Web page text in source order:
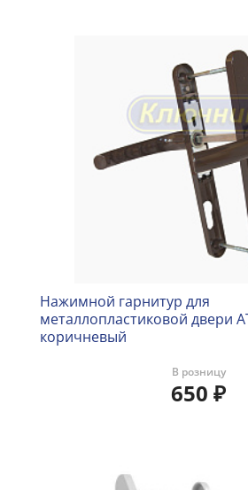
Нажимной гарнитур для
металлопластиковой двери
коричневый
В розницу
650 ₽